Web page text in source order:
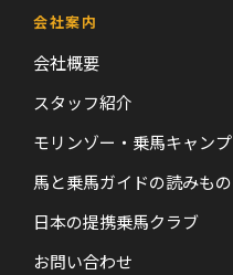
会社案内
会社概要
スタッフ紹介
モリンゾー・乗馬キャンプ
馬と乗馬ガイドの読みもの
日本の提携乗馬クラブ
お問い合わせ